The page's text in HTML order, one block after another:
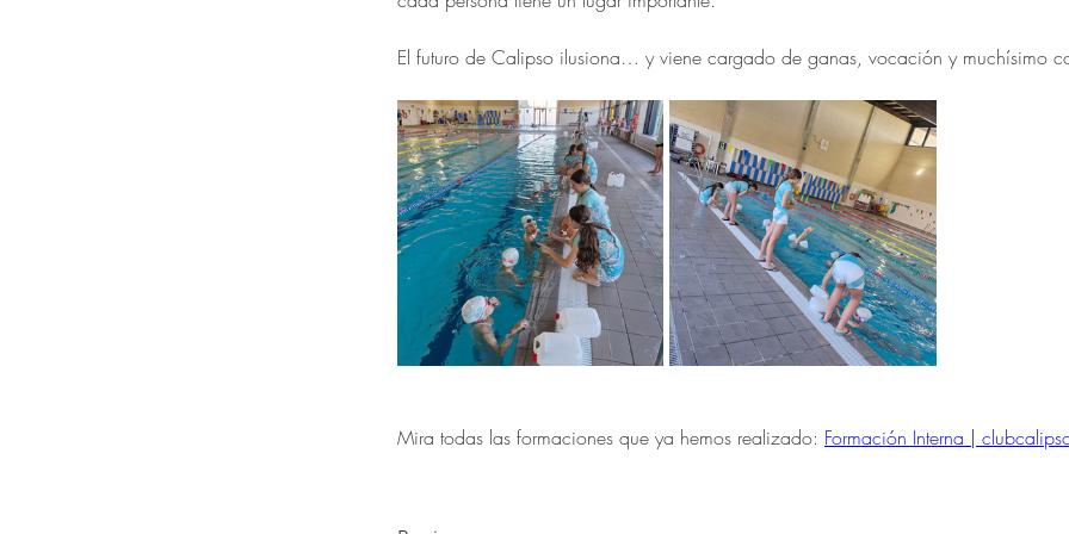
El futuro de Calipso ilusiona… y viene cargado de ganas, vocación y muchísimo
Mira todas las formaciones que ya hemos realizado: Formación Interna |